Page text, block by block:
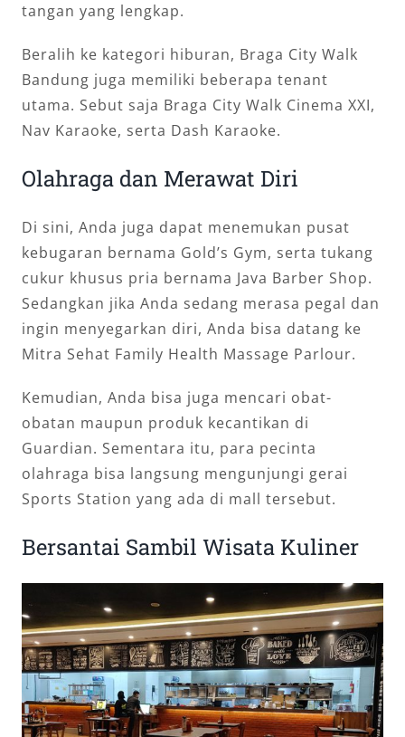
tangan yang lengkap.
Beralih ke kategori hiburan, Braga City Walk
Bandung juga memiliki beberapa tenant
utama. Sebut saja Braga City Walk Cinema XXI,
Nav Karaoke, serta Dash Karaoke.
Olahraga dan Merawat Diri
Di sini, Anda juga dapat menemukan pusat
kebugaran bernama Gold’s Gym, serta tukang
cukur khusus pria bernama Java Barber Shop.
Sedangkan jika Anda sedang merasa pegal dan
ingin menyegarkan diri, Anda bisa datang ke
Mitra Sehat Family Health Massage Parlour.
Kemudian, Anda bisa juga mencari obat-
obatan maupun produk kecantikan di
Guardian. Sementara itu, para pecinta
olahraga bisa langsung mengunjungi gerai
Sports Station yang ada di mall tersebut.
Bersantai Sambil Wisata Kuliner